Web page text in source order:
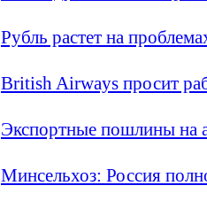
Рубль растет на
British Airways просит
Экспортные пошлины на
Минсельхоз: Россия